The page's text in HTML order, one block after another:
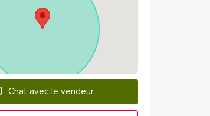
Chat avec le vendeur